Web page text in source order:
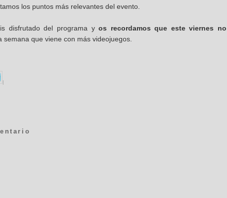
los puntos más relevantes del evento.
disfrutado del programa yos recordamos que este viernes no
semana que viene con más videojuegos.
|